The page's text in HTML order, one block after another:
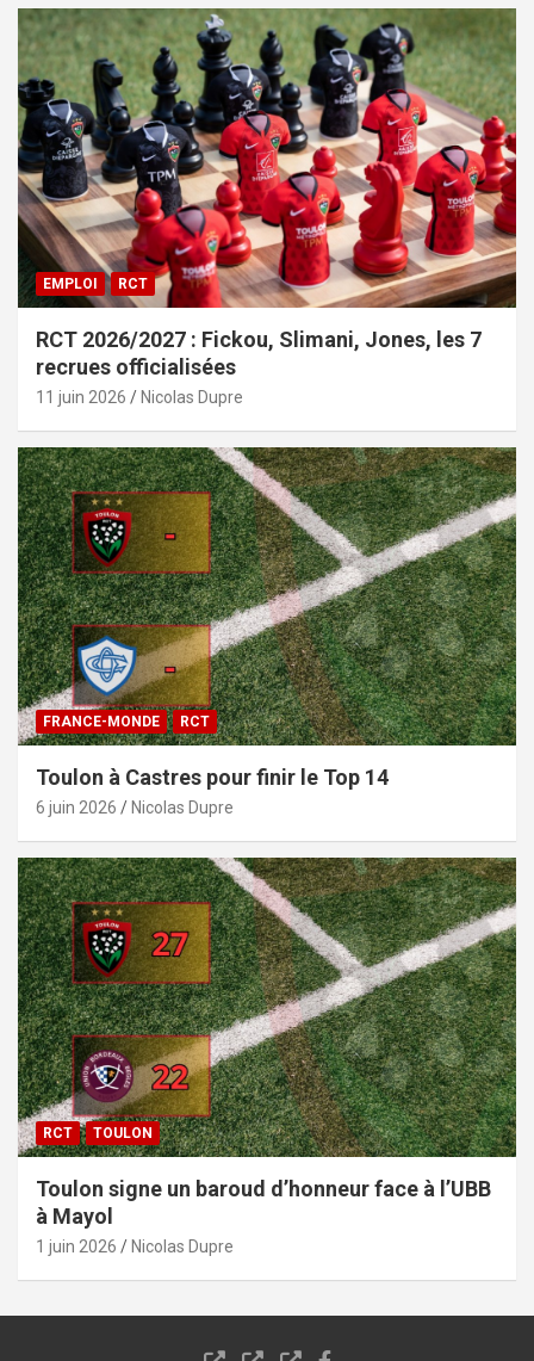
EMPLOI RCT
RCT 2026/2027 : Fickou, Slimani, Jones, les 7
recrues officialisées
11 juin 2026 Nicolas Dupre
FRANCE-MONDE RCT
Toulon à Castres pour finir le Top 14
6 juin 2026 Nicolas Dupre
RCT TOULON
Toulon signe un baroud d’honneur face à l’UBB
à Mayol
1 juin 2026 Nicolas Dupre